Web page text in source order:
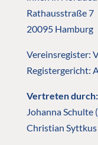
Rathausstraße 7
20095 Hamburg
Vereinsregister:
Registergericht:
Vertreten durch:
Johanna Schulte
Christian Syttkus